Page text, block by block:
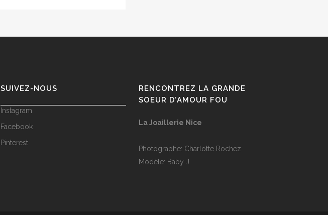
SUIVEZ-NOUS
Instagram
Facebook
Pinterest
RENCONTREZ LA GRANDE
SOEUR D’AMOUR FOU
La Joaillerie Nice
Photographe: Charlotte Rochez
Modèle: Baby J